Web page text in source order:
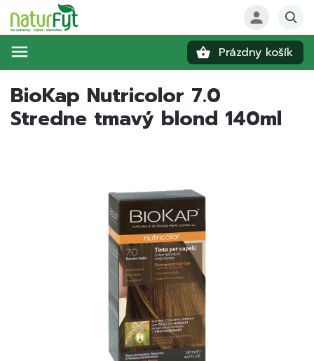
Prázdny košík
BioKap Nutricolor 7.0
Stredne tmavý blond 140ml